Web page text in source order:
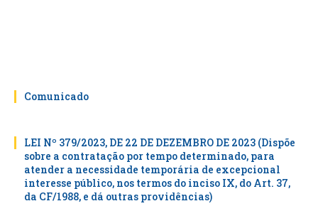
Comunicado
LEI Nº 379/2023, DE 22 DE DEZEMBRO DE 2023 (Dispõe
sobre a contratação por tempo determinado, para
atender a necessidade temporária de excepcional
interesse público, nos termos do inciso IX, do Art. 37,
da CF/1988, e dá outras providências)